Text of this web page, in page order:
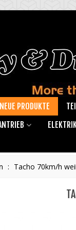
NEUE PRODUKTE
: Tacho 70km/h